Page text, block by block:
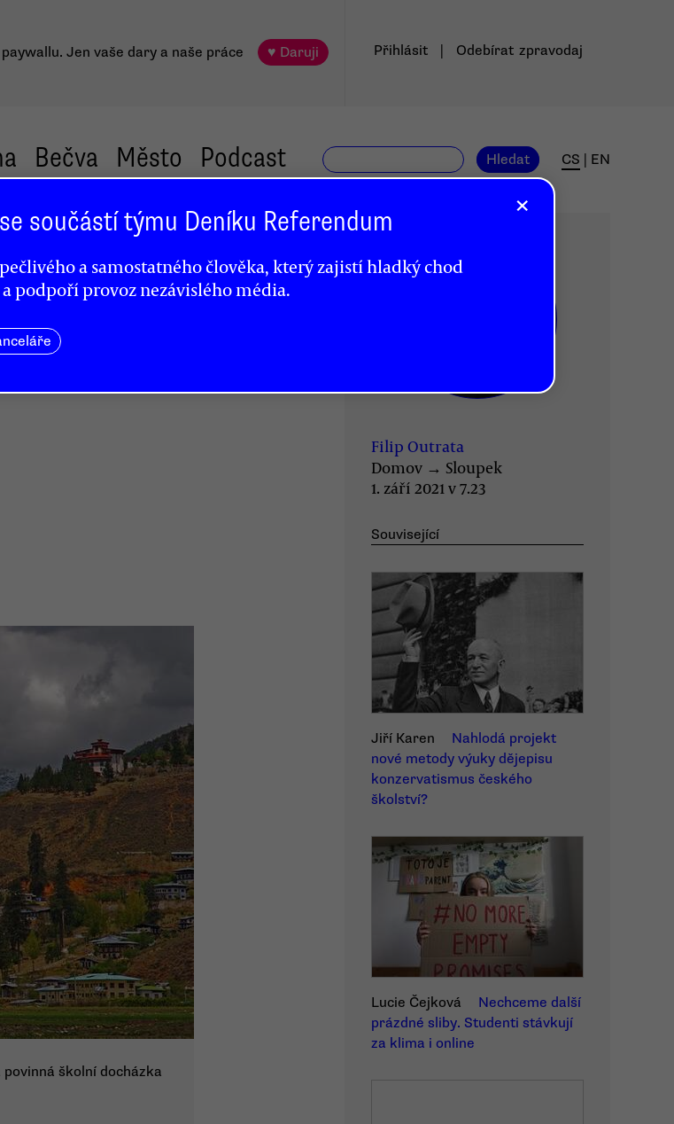
Jen vaše dary a naše práce ♥ Daruji Přihlásit Odebírat zpravodaj
Bečva Město Podcast Hledat CS EN
školní docházka
Filip Outrata
Domov → Sloupek
1. září 2021 v 7.23
Související
Jiří Karen
Nahlodá projekt
nové metody výuky dějepisu
konzervatismus českého
školství?
Lucie Čejková
Nechceme další
prázdné sliby. Studenti stávkují
za klima i online
×
součástí týmu Deníku Referendum
a samostatného člověka, který zajistí hladký chod
podpoří provoz nezávislého média.